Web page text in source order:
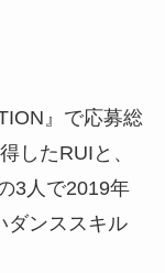
』で応募総
したRUIと、
3人で2019年
ダンススキル